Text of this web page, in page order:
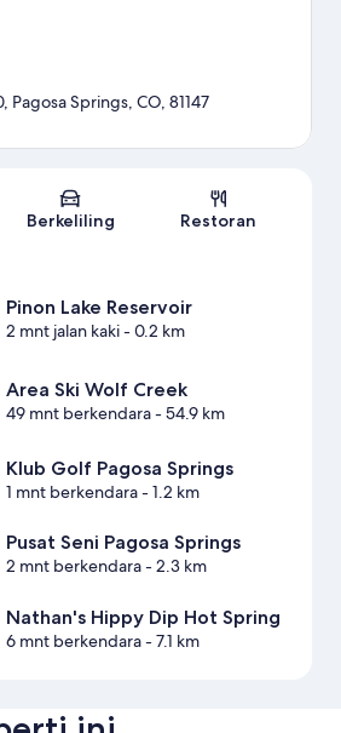
Peta
Pagosa Springs, CO, 81147
Berkeliling Restoran
Pinon Lake Reservoir
2 mnt jalan kaki- 0.2 km
Area Ski Wolf Creek
49 mnt berkendara- 54.9 km
Klub Golf Pagosa Springs
1 mnt berkendara- 1.2 km
Pusat Seni Pagosa Springs
2 mnt berkendara- 2.3 km
Nathan's Hippy Dip Hot Spring
6 mnt berkendara- 7.1 km